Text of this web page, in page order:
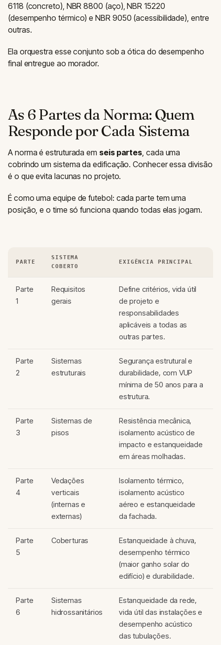
6118 (concreto), NBR 8800 (aço), NBR 15220
(desempenho térmico) e NBR 9050 (acessibilidade), entre
outras.
Ela orquestra esse conjunto sob a ótica do desempenho
final entregue ao morador.
As 6 Partes da Norma: Quem
Responde por Cada Sistema
A norma é estruturada em seis partes , cada uma
cobrindo um sistema da edificação. Conhecer essa divisão
é o que evita lacunas no projeto.
É como uma equipe de futebol: cada parte tem uma
posição, e o time só funciona quando todas elas jogam.
PARTE
SISTEMA
COBERTO
EXIGÊNCIA PRINCIPAL
Parte
1
Requisitos
gerais
Define critérios, vida útil
de projeto e
responsabilidades
aplicáveis a todas as
outras partes.
Parte
2
Sistemas
estruturais
Segurança estrutural e
durabilidade, com VUP
mínima de 50 anos para a
estrutura.
Parte
3
Sistemas de
pisos
Resistência mecânica,
isolamento acústico de
impacto e estanqueidade
em áreas molhadas.
Parte
4
Vedações
verticais
(internas e
externas)
Isolamento térmico,
isolamento acústico
aéreo e estanqueidade
da fachada.
Parte
5
Coberturas
Estanqueidade à chuva,
desempenho térmico
(maior ganho solar do
edifício) e durabilidade.
Parte
6
Sistemas
hidrossanitários
Estanqueidade da rede,
vida útil das instalações e
desempenho acústico
das tubulações.